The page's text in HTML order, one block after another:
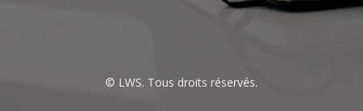
© LWS. Tous droits réservés.